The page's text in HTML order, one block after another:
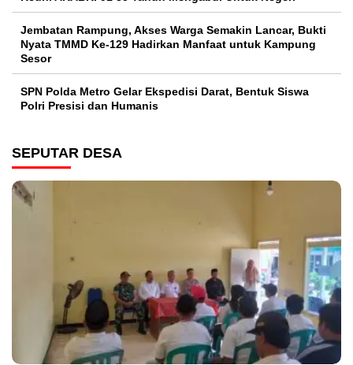
Jembatan Rampung, Akses Warga Semakin Lancar, Bukti
Nyata TMMD Ke-129 Hadirkan Manfaat untuk Kampung
Sesor
SPN Polda Metro Gelar Ekspedisi Darat, Bentuk Siswa
Polri Presisi dan Humanis
SEPUTAR DESA